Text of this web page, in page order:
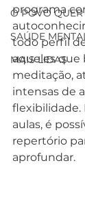
O POVO QUER
SAÚDE
MAIS LIDAS
programa
todo perfil
aqueles que
meditação,
intensas de
flexibilidade.
aulas, é
repertório
aprofundar.